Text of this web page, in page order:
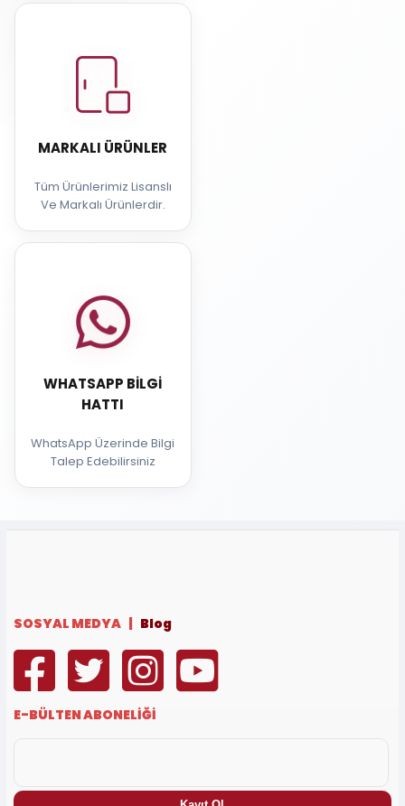
MARKALI ÜRÜNLER
Tüm Ürünlerimiz Lisanslı
Ve Markalı Ürünlerdir.
WHATSAPP BILGI
HATTI
WhatsApp Üzerinde Bilgi
Talep Edebilirsiniz
SOSYAL MEDYA | Blog
E-BÜLTEN ABONELİĞİ